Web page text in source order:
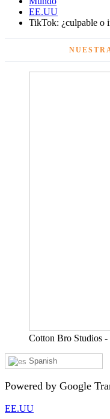
EE.UU
TikTok: ¿culpable o
Cotton Bro Studios -
Spanish
Powered by Google
EE.UU